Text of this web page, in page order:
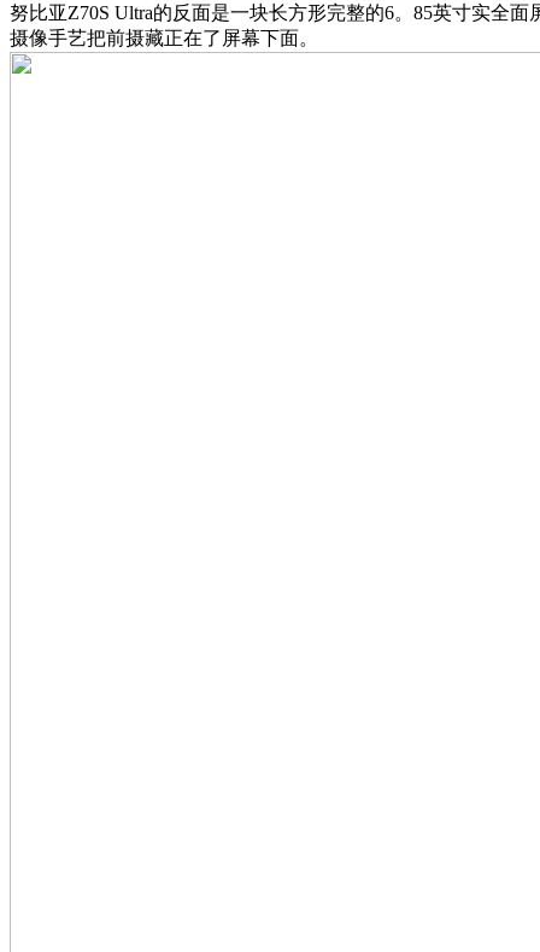
努比亚Z70S Ultra的反面是一块长方形完整的6。85英寸实全
摄像手艺把前摄藏正在了屏幕下面。